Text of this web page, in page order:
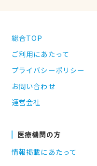
総合TOP
ご利用にあたって
プライバシーポリシー
お問い合わせ
運営会社
医療機関の方
情報掲載にあたって